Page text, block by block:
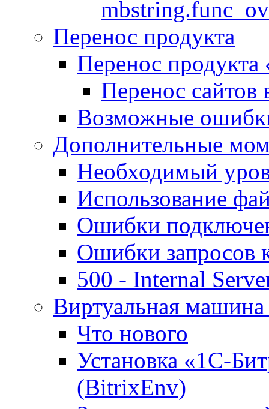
Перенос продукта
Перенос продукта
Перенос сайтов
Возможные
Дополнительные
Необходимый
Использование
Ошибки
Ошибки запросов
500 - Internal
Виртуальная
Что нового
Установка «1С-
(BitrixEnv)